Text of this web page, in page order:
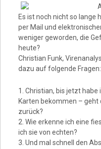
Es ist noch nicht so lange
per Mail und
weniger geworden, die
heute?
Christian Funk,
dazu auf folgende Fragen:
1. Christian, bis jetzt
Karten bekommen –
zurück?
2. Wie erkenne ich eine
ich sie von echten?
3. Und mal schnell den